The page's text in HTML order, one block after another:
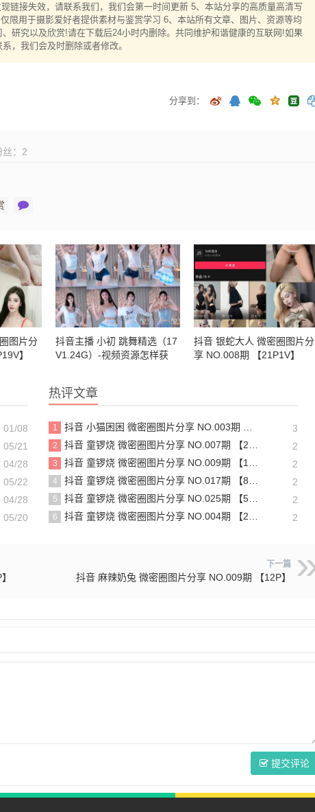
链接失效，请联系我们，我们会第一时间更新 5、本站分享的高质量高清写
限用于摄影爱好者提供素材与鉴赏学习 6、本站所有文章、图片、资源等均
研究以及欣赏!请在下载后24小时内删除。共同维护和谐健康的互联网!如果
，我们会及时删除或者修改。
分享到：
： 2
图片分
】
抖音主播 小初 跳舞精选（17
V1.24G）-视频资源怎样获
抖音 银蛇大人 微密圈图片分
享 NO.008期 【21P1V】
01/08
05/21
04/28
05/22
04/28
05/20
热评文章
1 抖音 小猫困困 微密圈图片分享 NO.003期 【23P16V】最新至：2025.1.23 3
2 抖音 童锣烧 微密圈图片分享 NO.007期 【25P7V】最新至：2023.10.24 2
3 抖音 童锣烧 微密圈图片分享 NO.009期 【13P】最新至：2023.12.28 2
4 抖音 童锣烧 微密圈图片分享 NO.017期 【8P2V】最新至：2204.11.14 2
5 抖音 童锣烧 微密圈图片分享 NO.025期 【5V】最新至：2025.3.12 2
6 抖音 童锣烧 微密圈图片分享 NO.004期 【20P5V】 2
下一篇
抖音 麻辣奶兔 微密圈图片分享 NO.009期 【12P】
提交评论